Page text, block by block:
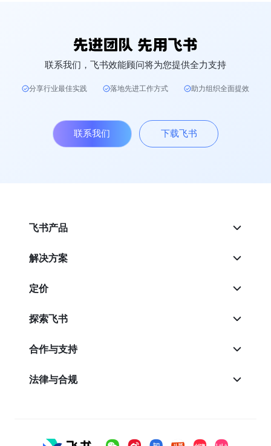
联系我们，飞书效能顾问将为您提供全力支持
分享行业最佳实践 落地先进工作方式 助力组织全面提效
联系我们 下载飞书
飞书产品
解决方案
定价
探索飞书
合作与支持
法律与合规